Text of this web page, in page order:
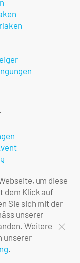
um diese
dem Klick auf
Sie sich mit der
unserer
Weitere
unserer
.